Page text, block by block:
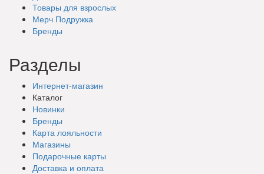
Товары для взрослых
Мерч Подружка
Бренды
Разделы
Интернет-магазин
Каталог
Новинки
Бренды
Карта лояльности
Магазины
Подарочные карты
Доставка и оплата